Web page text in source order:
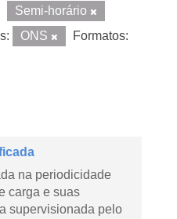
Semi-horário
ONS
Formatos:
na periodicidade
carga e suas
supervisionada pelo